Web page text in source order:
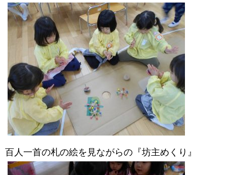
百人一首の札の絵を見ながらの『坊主めくり』